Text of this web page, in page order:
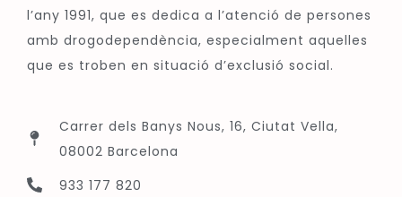
l’any 1991, que es dedica a l’atenció de persones
amb drogodependència, especialment aquelles
que es troben en situació d’exclusió social.
Carrer dels Banys Nous, 16, Ciutat Vella,
08002 Barcelona
933 177 820